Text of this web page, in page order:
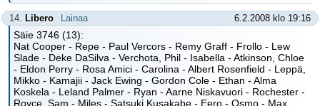
14. Libero Lainaa 6.2.2008 klo 19:16
Säie 3746 (13):
Nat Cooper - Repe - Paul Vercors - Remy Graff - Frollo - Lew
Slade - Deke DaSilva - Verchota, Phil - Isabella - Atkinson, Chloe
- Eldon Perry - Rosa Amici - Carolina - Albert Rosenfield - Leppä,
Mikko - Kamajii - Jack Ewing - Gordon Cole - Ethan - Alma
Koskela - Leland Palmer - Ryan - Aarne Niskavuori - Rochester -
Royce, Sam - Miles - Satsuki Kusakabe - Eero - Osmo - Max